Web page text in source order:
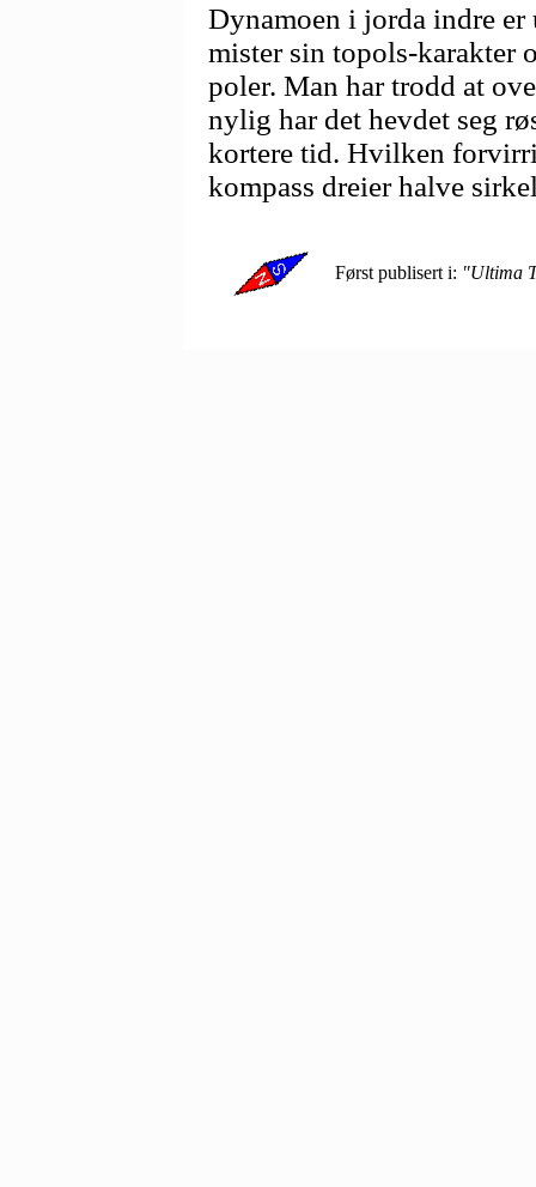
Dynamoen i jorda indre er
mister sin topols-karakter
poler. Man har trodd at
nylig har det hevdet seg
kortere tid. Hvilken
kompass dreier halve
Først publisert i: "Ultima